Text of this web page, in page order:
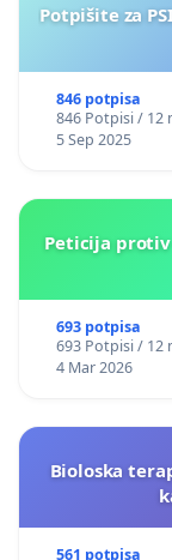
Potpišite za
846 potpisa
846 Potpisi / 12
5 Sep 2025
Peticija
693 potpisa
693 Potpisi / 12
4 Mar 2026
Bioloska
561 potpisa